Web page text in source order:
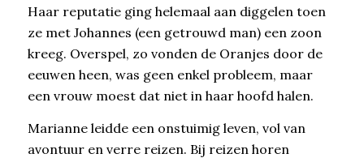
Haar reputatie ging helemaal aan diggelen toen
ze met Johannes (een getrouwd man) een zoon
kreeg. Overspel, zo vonden de Oranjes door de
eeuwen heen, was geen enkel probleem, maar
een vrouw moest dat niet in haar hoofd halen.
Marianne leidde een onstuimig leven, vol van
avontuur en verre reizen. Bij reizen horen